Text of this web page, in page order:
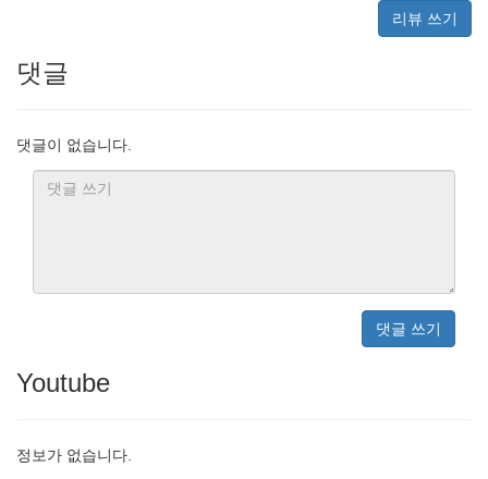
리뷰 쓰기
댓글
댓글이 없습니다.
댓글 쓰기
Youtube
정보가 없습니다.